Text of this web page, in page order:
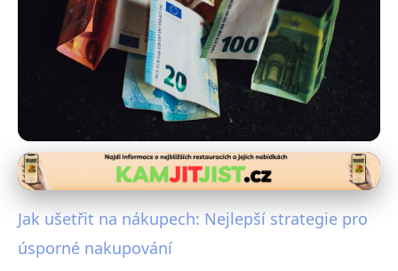
Strategie pro chytré nakupování
10 Osobitých Tipů: Jak Nakupovat
a Ušetřit Více Peněz!
Jak ušetřit na nákupech: Nejlepší strategie pro
úsporné nakupování